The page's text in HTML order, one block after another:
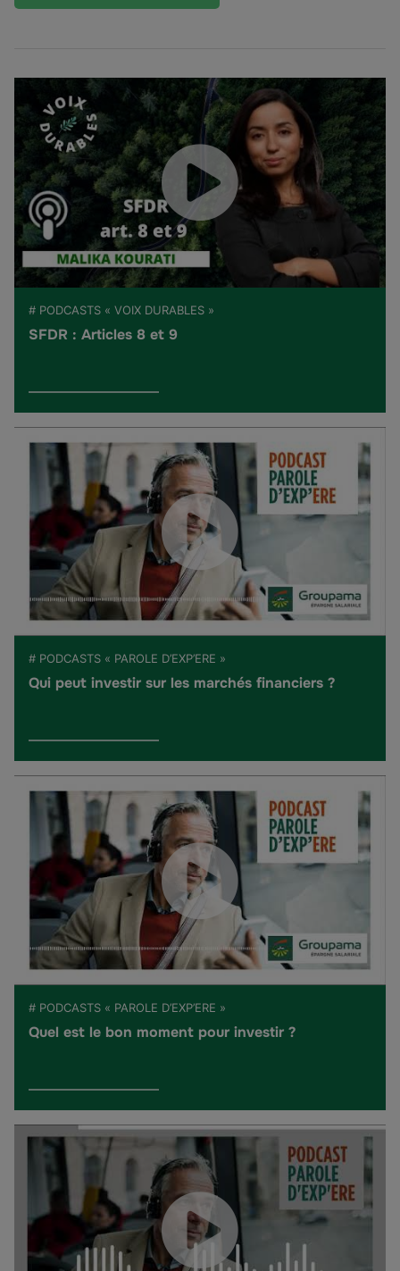
# PODCASTS « VOIX DURABLES »
SFDR : Articles 8 et 9
# PODCASTS « PAROLE D’EXP’ERE »
Qui peut investir sur les marchés financiers ?
# PODCASTS « PAROLE D’EXP’ERE »
Quel est le bon moment pour investir ?